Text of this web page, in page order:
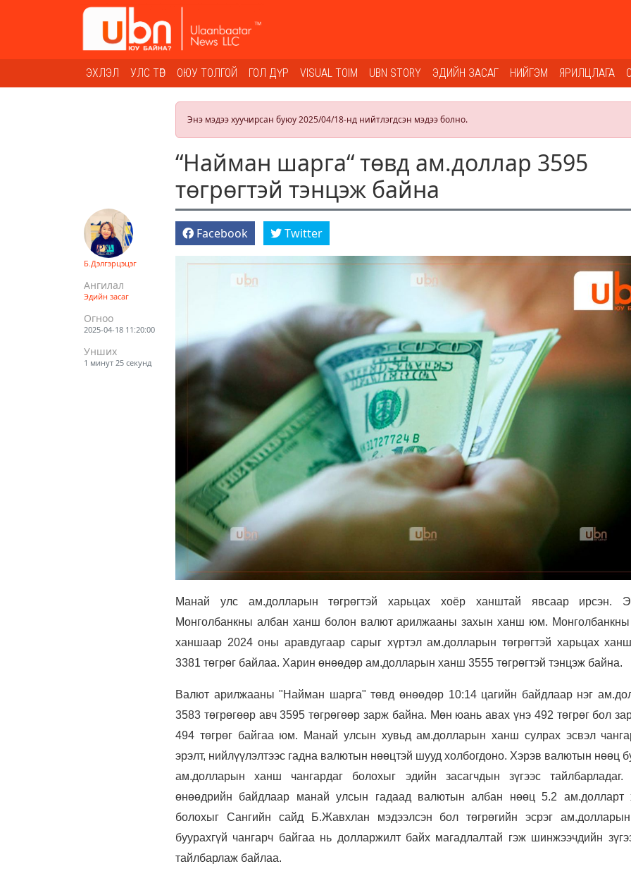
ЭХЛЭЛ УЛС ТӨР ОЮУ ТОЛГОЙ ГОЛ ДҮР VISUAL TOIM UBN STORY ЭДИЙН ЗАСАГ НИЙГЭМ ЯРИЛЦЛАГА
Энэ мэдээ хуучирсан буюу 2025/04/18-нд нийтлэгдсэн мэдээ болно.
“Найман шарга“ төвд ам.доллар 3595
төгрөгтэй тэнцэж байна
Б.Дэлгэрцэцэг
Ангилал
Эдийн засаг
Огноо
2025-04-18 11:20:00
Унших
1 минут 25 секунд
Facebook Twitter
Манай улс ам.долларын төгрөгтэй харьцах хоёр ханштай явсаар ирсэн.
Монголбанкны албан ханш болон валют арилжааны захын ханш юм. Монголбанкны
ханшаар 2024 оны аравдугаар сарыг хүртэл ам.долларын төгрөгтэй харьцах
3381 төгрөг байлаа. Харин өнөөдөр ам.долларын ханш 3555 төгрөгтэй тэнцэж байна.
Валют арилжааны "Найман шарга" төвд өнөөдөр 10:14 цагийн байдлаар нэг
3583 төгрөгөөр авч 3595 төгрөгөөр зарж байна. Мөн юань авах үнэ 492 төгрөг бол
494 төгрөг байгаа юм. Манай улсын хувьд ам.долларын ханш сулрах эсвэл
эрэлт, нийлүүлэлтээс гадна валютын нөөцтэй шууд холбогдоно. Хэрэв валютын нөөц
ам.долларын ханш чангардаг болохыг эдийн засагчдын зүгээс тайлбарладаг.
өнөөдрийн байдлаар манай улсын гадаад валютын албан нөөц 5.2 ам.долларт
болохыг Сангийн сайд Б.Жавхлан мэдээлсэн бол төгрөгийн эсрэг
буурахгүй чангарч байгаа нь долларжилт байх магадлалтай гэж шинжээчдийн
тайлбарлаж байлаа.